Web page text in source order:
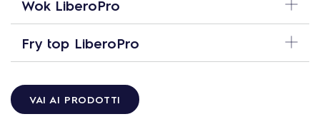
Wok LiberoPro
Fry top LiberoPro
VAI AI PRODOTTI